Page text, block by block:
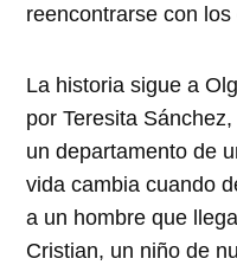
reencontrarse con los
La historia sigue a
por Teresita
un departamento de
vida cambia cuando
a un hombre que
Cristian, un niño de